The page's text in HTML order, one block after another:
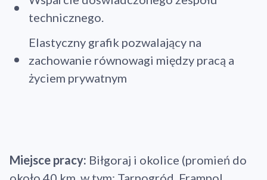
technicznego.
Elastyczny grafik pozwalający na
zachowanie równowagi między pracą a
życiem prywatnym
Miejsce pracy: Biłgoraj i okolice (promień do